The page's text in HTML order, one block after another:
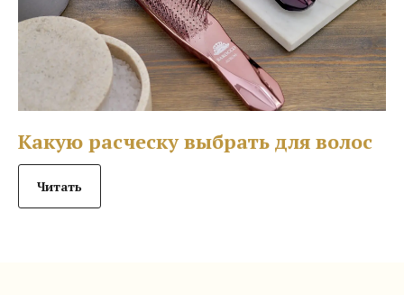
Какую расческу выбрать для волос
Читать